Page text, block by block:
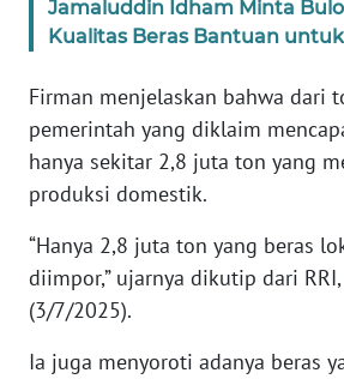
Jamaluddin Idham Minta
Kualitas Beras Bantuan
Firman menjelaskan bahwa dari
pemerintah yang diklaim
hanya sekitar 2,8 juta ton yang
produksi domestik.
“Hanya 2,8 juta ton yang beras
diimpor,” ujarnya dikutip dari
(3/7/2025).
Ia juga menyoroti adanya beras
TENTANG
KAMI
MEDIA
SIBER
KARIR
DISCLAIMER